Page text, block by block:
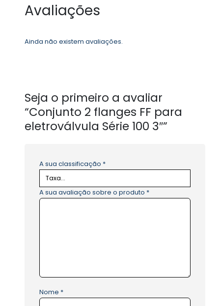
Avaliações
Ainda não existem avaliações.
Seja o primeiro a avaliar
“Conjunto 2 flanges FF para
eletroválvula Série 100 3″”
A sua classificação *
A sua avaliação sobre o produto *
Nome *